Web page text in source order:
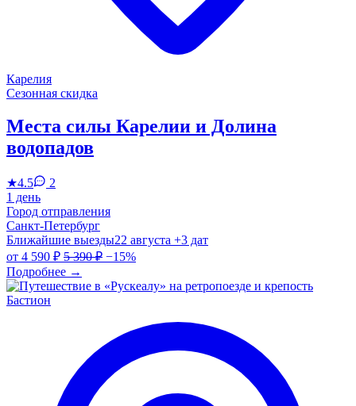
Карелия
Сезонная скидка
Места силы Карелии и Долина
водопадов
★4.5
2
1 день
Город отправления
Санкт-Петербург
Ближайшие выезды22 августа +3 дат
от 4 590 ₽ 5 390 ₽ −15%
Подробнее →